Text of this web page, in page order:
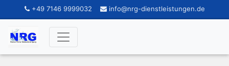
+49 7146 9999032 info@nrg-dienstleistungen.de